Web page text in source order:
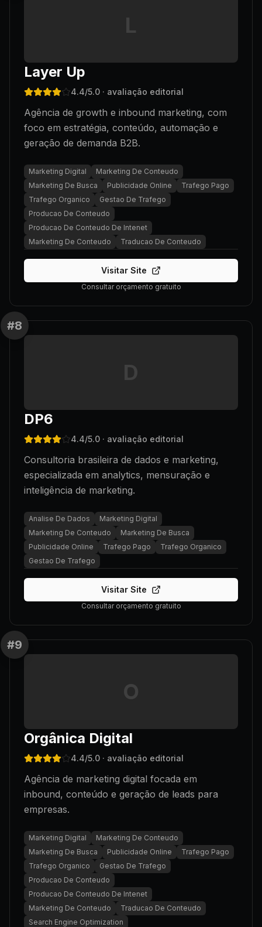
L
Layer Up
4.4/5.0 · avaliação editorial
Agência de growth e inbound marketing, com
foco em estratégia, conteúdo, automação e
geração de demanda B2B.
Marketing Digital
Marketing De Conteudo
Marketing De Busca
Publicidade Online
Trafego Pago
Trafego Organico
Gestao De Trafego
Producao De Conteudo
Producao De Conteudo De Intenet
Marketing De Conteudo
Traducao De Conteudo
Visitar Site
Consultar orçamento gratuito
#8
D
DP6
4.4/5.0 · avaliação editorial
Consultoria brasileira de dados e marketing,
especializada em analytics, mensuração e
inteligência de marketing.
Analise De Dados
Marketing Digital
Marketing De Conteudo
Marketing De Busca
Publicidade Online
Trafego Pago
Trafego Organico
Gestao De Trafego
Visitar Site
Consultar orçamento gratuito
#9
O
Orgânica Digital
4.4/5.0 · avaliação editorial
Agência de marketing digital focada em
inbound, conteúdo e geração de leads para
empresas.
Marketing Digital
Marketing De Conteudo
Marketing De Busca
Publicidade Online
Trafego Pago
Trafego Organico
Gestao De Trafego
Producao De Conteudo
Producao De Conteudo De Intenet
Marketing De Conteudo
Traducao De Conteudo
Search Engine Optimization